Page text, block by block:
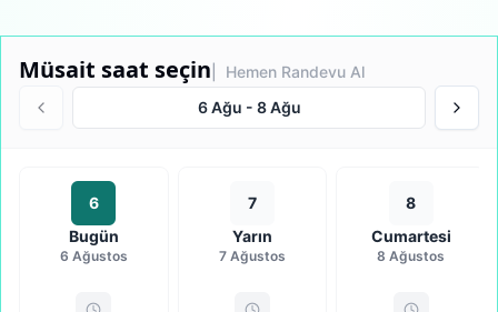
Müsait saat seçin | Hemen Randevu Al
6 Ağu - 8 Ağu
6
Bugün
6 Ağustos
7
Yarın
7 Ağustos
8
Cumartesi
8 Ağustos